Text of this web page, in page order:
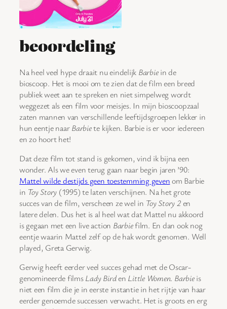
beoordeling
Na heel veel hype draait nu eindelijk Barbiein de
bioscoop. Het is mooi om te zien dat de film een breed
publiek weet aan te spreken en niet simpelweg wordt
weggezet als een film voor meisjes. In mijn bioscoopzaal
zaten mannen van verschillende leeftijdsgroepen lekker in
hun eentje naarBarbiete kijken. Barbie is er voor iedereen
en zo hoort het!
Dat deze film tot stand is gekomen, vind ik bijna een
wonder. Als we even terug gaan naar begin jaren ’90:
Mattel wilde destijds geen toestemming gevenom Barbie
in Toy Story (1995) te laten verschijnen. Na het grote
succes van de film, verscheen ze wel in Toy Story 2en
latere delen. Dus het is al heel wat dat Mattel nu akkoord
is gegaan met een live action Barbiefilm. En dan ook nog
eentje waarin Mattel zelf op de hak wordt genomen. Well
played, Greta Gerwig.
Gerwig heeft eerder veel succes gehad met de Oscar-
genomineerde filmsLady Birden Little Women. Barbieis
niet een film die je in eerste instantie in het rijtje van haar
eerder genoemde successen verwacht. Het is groots en erg